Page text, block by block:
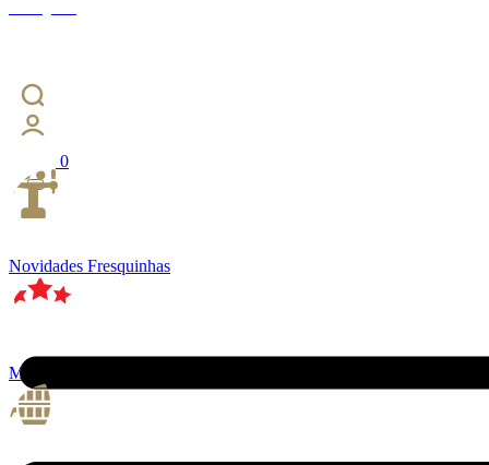
0
Novidades Fresquinhas
Most Wanted